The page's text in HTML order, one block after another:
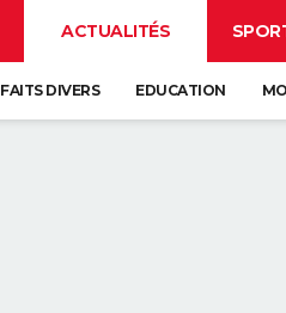
ACTUALITÉS
FAITS DIVERS EDUCATION